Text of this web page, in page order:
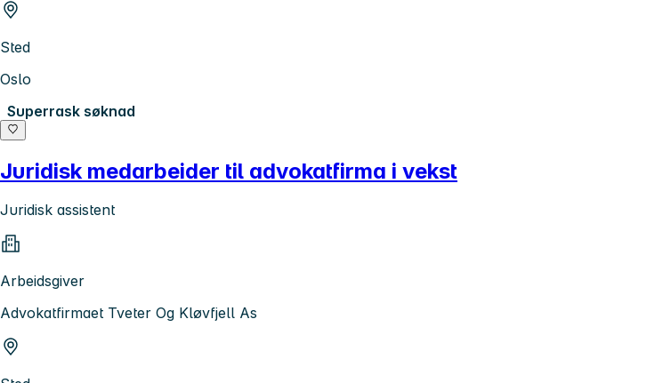
Sted
Oslo
Superrask søknad
Juridisk medarbeider til advokatfirma i vekst
Juridisk assistent
Arbeidsgiver
Advokatfirmaet Tveter Og Kløvfjell As